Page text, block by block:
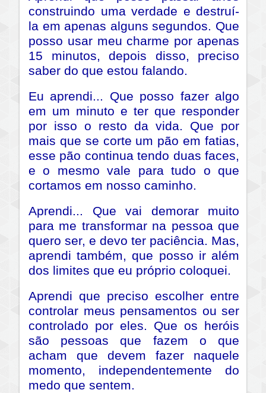
construindo uma verdade e destruí-
la em apenas alguns segundos. Que
posso usar meu charme por apenas
15 minutos, depois disso, preciso
saber do que estou falando.
Eu aprendi... Que posso fazer algo
em um minuto e ter que responder
por isso o resto da vida. Que por
mais que se corte um pão em fatias,
esse pão continua tendo duas faces,
e o mesmo vale para tudo o que
cortamos em nosso caminho.
Aprendi... Que vai demorar muito
para me transformar na pessoa que
quero ser, e devo ter paciência. Mas,
aprendi também, que posso ir além
dos limites que eu próprio coloquei.
Aprendi que preciso escolher entre
controlar meus pensamentos ou ser
controlado por eles. Que os heróis
são pessoas que fazem o que
acham que devem fazer naquele
momento, independentemente do
medo que sentem.